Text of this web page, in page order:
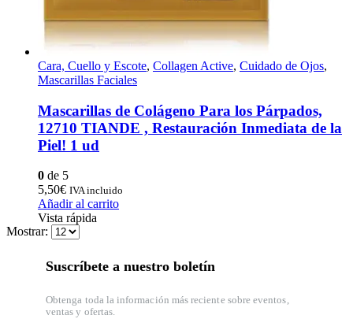
Cara, Cuello y Escote, Collagen Active, Cuidado de Ojos,
Mascarillas Faciales
Mascarillas de Colágeno Para los Párpados,
12710 TIANDE , Restauración Inmediata de la
Piel! 1 ud
0 de 5
5,50€ IVA incluido
Añadir al carrito
Vista rápida
Mostrar:
Suscríbete a nuestro boletín
Obtenga toda la información más reciente sobre eventos,
ventas y ofertas.